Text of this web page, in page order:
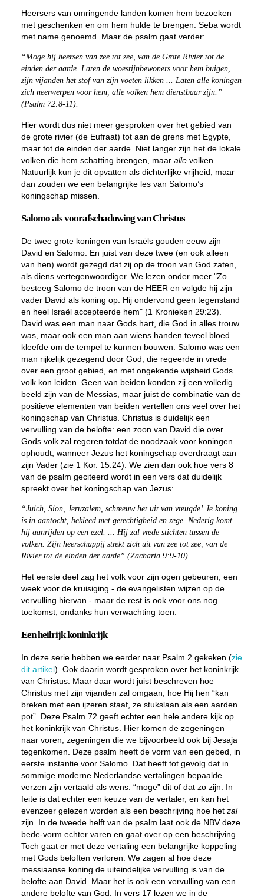
Heersers van omringende landen komen hem bezoeken
met geschenken en om hem hulde te brengen. Seba wordt
met name genoemd. Maar de psalm gaat verder:
“Moge hij heersen van zee tot zee, van de Grote Rivier tot de
einden der aarde. Laten de woestijnbewoners voor hem buigen,
zijn vijanden het stof van zijn voeten likken ... Laten alle koningen
zich neerwerpen voor hem, alle volken hem dienstbaar zijn.”
(Psalm 72:8-11).
Hier wordt dus niet meer gesproken over het gebied van
de grote rivier (de Eufraat) tot aan de grens met Egypte,
maar tot de einden der aarde. Niet langer zijn het de lokale
volken die hem schatting brengen, maar alle volken.
Natuurlijk kun je dit opvatten als dichterlijke vrijheid, maar
dan zouden we een belangrijke les van Salomo’s
koningschap missen.
Salomo als voorafschaduwing van Christus
De twee grote koningen van Israëls gouden eeuw zijn
David en Salomo. En juist van deze twee (en ook alleen
van hen) wordt gezegd dat zij op de troon van God zaten,
als diens vertegenwoordiger. We lezen onder meer "Zo
besteeg Salomo de troon van de HEER en volgde hij zijn
vader David als koning op. Hij ondervond geen tegenstand
en heel Israël accepteerde hem" (1 Kronieken 29:23).
David was een man naar Gods hart, die God in alles trouw
was, maar ook een man aan wiens handen teveel bloed
kleefde om de tempel te kunnen bouwen. Salomo was een
man rijkelijk gezegend door God, die regeerde in vrede
over een groot gebied, en met ongekende wijsheid Gods
volk kon leiden. Geen van beiden konden zij een volledig
beeld zijn van de Messias, maar juist de combinatie van de
positieve elementen van beiden vertellen ons veel over het
koningschap van Christus. Christus is duidelijk een
vervulling van de belofte: een zoon van David die over
Gods volk zal regeren totdat de noodzaak voor koningen
ophoudt, wanneer Jezus het koningschap overdraagt aan
zijn Vader (zie 1 Kor. 15:24). We zien dan ook hoe vers 8
van de psalm geciteerd wordt in een vers dat duidelijk
spreekt over het koningschap van Jezus:
“Juich, Sion, Jeruzalem, schreeuw het uit van vreugde! Je koning
is in aantocht, bekleed met gerechtigheid en zege. Nederig komt
hij aanrijden op een ezel. ... Hij zal vrede stichten tussen de
volken. Zijn heerschappij strekt zich uit van zee tot zee, van de
Rivier tot de einden der aarde” (Zacharia 9:9-10).
Het eerste deel zag het volk voor zijn ogen gebeuren, een
week voor de kruisiging - de evangelisten wijzen op de
vervulling hiervan - maar de rest is ook voor ons nog
toekomst, ondanks hun verwachting toen.
Een heilrijk koninkrijk
In deze serie hebben we eerder naar Psalm 2 gekeken (zie
dit artikel). Ook daarin wordt gesproken over het koninkrijk
van Christus. Maar daar wordt juist beschreven hoe
Christus met zijn vijanden zal omgaan, hoe Hij hen “kan
breken met een ijzeren staaf, ze stukslaan als een aarden
pot”. Deze Psalm 72 geeft echter een hele andere kijk op
het koninkrijk van Christus. Hier komen de zegeningen
naar voren, zegeningen die we bijvoorbeeld ook bij Jesaja
tegenkomen. Deze psalm heeft de vorm van een gebed, in
eerste instantie voor Salomo. Dat heeft tot gevolg dat in
sommige moderne Nederlandse vertalingen bepaalde
verzen zijn vertaald als wens: “moge” dit of dat zo zijn. In
feite is dat echter een keuze van de vertaler, en kan het
evenzeer gelezen worden als een beschrijving hoe het zal
zijn. In de tweede helft van de psalm laat ook de NBV deze
bede-vorm echter varen en gaat over op een beschrijving.
Toch gaat er met deze vertaling een belangrijke koppeling
met Gods beloften verloren. We zagen al hoe deze
messiaanse koning de uiteindelijke vervulling is van de
belofte aan David. Maar het is ook een vervulling van een
andere belofte van God. In vers 17 lezen we in de